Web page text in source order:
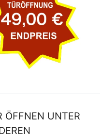
ÖFFNEN UNTER